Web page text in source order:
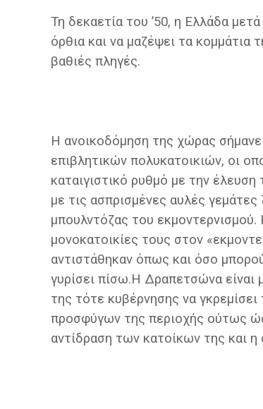
Τη δεκαετία του ’50, η Ελλάδα
όρθια και να μαζέψει τα
βαθιές πληγές.
Η ανοικοδόμηση της χώρας
επιβλητικών πολυκατοικιών, οι
καταιγιστικό ρυθμό με την
με τις ασπρισμένες αυλές
μπουλντόζας του
μονοκατοικίες τους στον
αντιστάθηκαν όπως και όσο
γυρίσει πίσω.Η Δραπετσώνα είναι
της τότε κυβέρνησης να
προσφύγων της περιοχής ούτως
αντίδραση των κατοίκων της και η